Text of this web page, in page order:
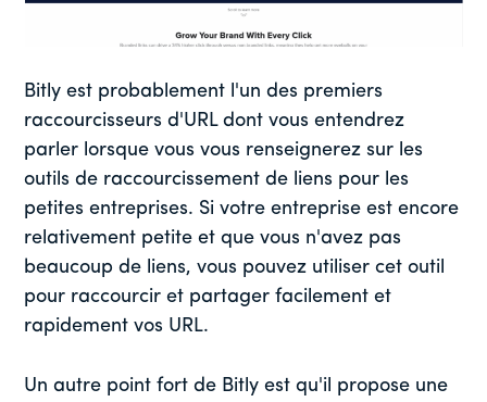
Bitly est probablement l'un des premiers
raccourcisseurs d'URL dont vous entendrez
parler lorsque vous vous renseignerez sur les
outils de raccourcissement de liens pour les
petites entreprises. Si votre entreprise est encore
relativement petite et que vous n'avez pas
beaucoup de liens, vous pouvez utiliser cet outil
pour raccourcir et partager facilement et
rapidement vos URL.
Un autre point fort de Bitly est qu'il propose une